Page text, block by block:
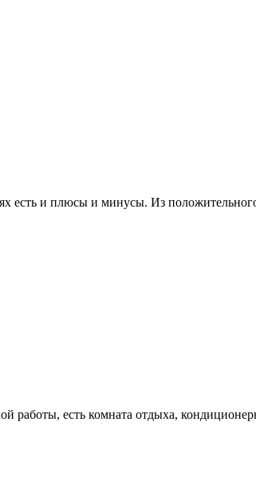
есть и плюсы и минусы. Из
есть комната отдыха,